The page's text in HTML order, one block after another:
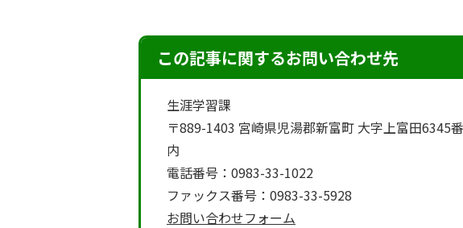
この記事に関するお問い合わせ先
生涯学習課
〒889-1403 宮崎県児湯郡新富町 大字上富田
内
電話番号：0983-33-1022
ファックス番号：0983-33-5928
お問い合わせフォーム